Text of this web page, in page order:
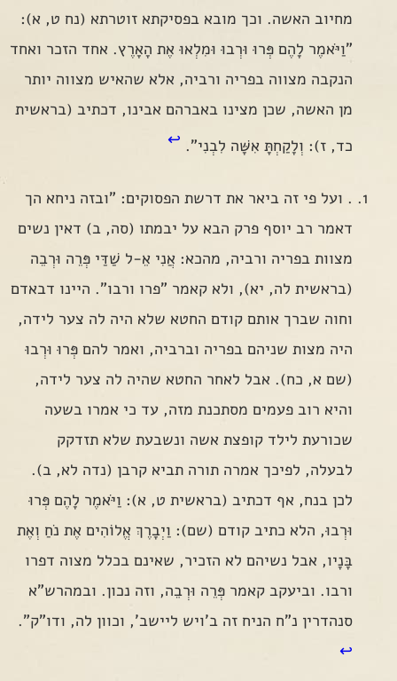
מחיוב האשה. וכך מובא בפסיקתא זוטרתא (נח ט, א):
"וַיֹּאמֶר לָהֶם פְּרוּ וּרְבוּ וּמִלְאוּ אֶת הָאָרֶץ. אחד הזכר ואחד
הנקבה מצווה בפריה ורביה, אלא שהאיש מצווה יותר
מן האשה, שכן מצינו באברהם אבינו, דכתיב (בראשית
כד, ז): וְלָקַחְתָּ אִשָּׁה לִבְנִי". ↩
. ועל פי זה ביאר את דרשת הפסוקים: "ובזה ניחא הך
דאמר רב יוסף פרק הבא על יבמתו (סה, ב) דאין נשים
מצוות בפריה ורביה, מהכא: אֲנִי אֵ-ל שַׁדַּי פְּרֵה וּרְבֵה
(בראשית לה, יא), ולא קאמר "פרו ורבו". היינו דבאדם
וחוה שברך אותם קודם החטא שלא היה לה צער לידה,
היה מצות שניהם בפריה וברביה, ואמר להם פְּרוּ וּרְבוּ
(שם א, כח). אבל לאחר החטא שהיה לה צער לידה,
והיא רוב פעמים מסתכנת מזה, עד כי אמרו בשעה
שכורעת לילד קופצת אשה ונשבעת שלא תזדקק
לבעלה, לפיכך אמרה תורה תביא קרבן (נדה לא, ב).
לכן בנח, אף דכתיב (בראשית ט, א): וַיֹּאמֶר לָהֶם פְּרוּ
וּרְבוּ, הלא כתיב קודם (שם): וַיְבָרֶךְ אֱלוֹהִים אֶת נֹחַ וְאֶת
בָּנָיו, אבל נשיהם לא הזכיר, שאינם בכלל מצוה דפרו
ורבו. וביעקב קאמר פְּרֵה וּרְבֵה, וזה נכון. ובמהרש"א
סנהדרין נ"ח הניח זה ב'ויש ליישב', וכוון לה, ודו"ק".
↩